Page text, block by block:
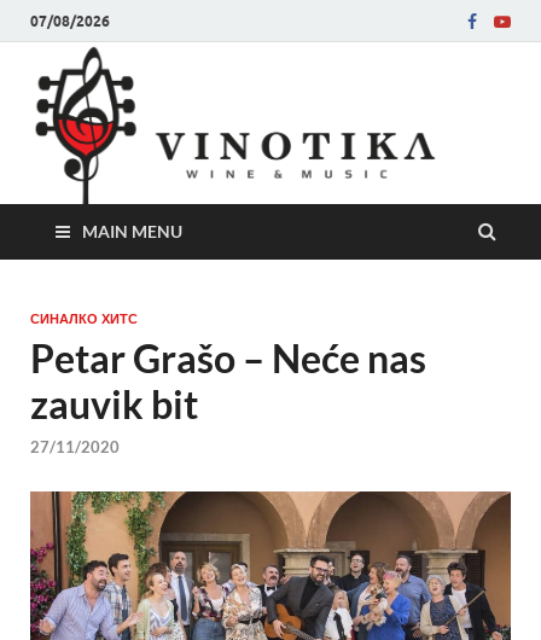
07/08/2026
MAIN MENU
СИНАЛКО ХИТС
Petar Grašo – Neće nas
zauvik bit
27/11/2020